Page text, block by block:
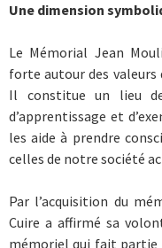
Une dimension
Le Mémorial Jean
forte autour des valeurs
Il constitue un lieu
d’apprentissage et
les aide à prendre
celles de notre société
Par l’acquisition du
Cuire a affirmé sa
mémoriel qui fait partie